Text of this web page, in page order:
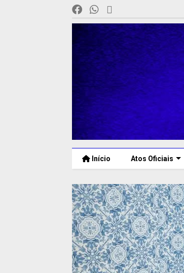
Início Atos Oficiais